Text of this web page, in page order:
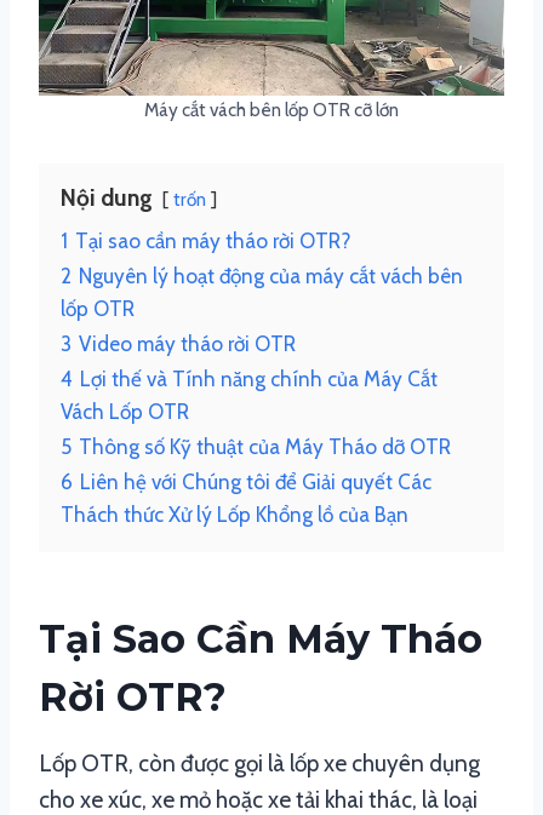
Máy cắt vách bên lốp OTR cỡ lớn
Nội dung trốn
1 Tại sao cần máy tháo rời OTR?
2 Nguyên lý hoạt động của máy cắt vách bên
lốp OTR
3 Video máy tháo rời OTR
4 Lợi thế và Tính năng chính của Máy Cắt
Vách Lốp OTR
5 Thông số Kỹ thuật của Máy Tháo dỡ OTR
6 Liên hệ với Chúng tôi để Giải quyết Các
Thách thức Xử lý Lốp Khổng lồ của Bạn
Tại Sao Cần Máy Tháo
Rời OTR?
Lốp OTR, còn được gọi là lốp xe chuyên dụng
cho xe xúc, xe mỏ hoặc xe tải khai thác, là loại